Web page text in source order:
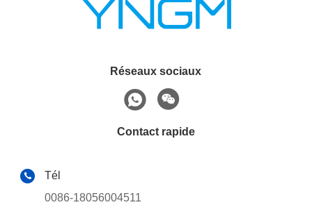
Réseaux sociaux
Contact rapide
Tél
0086-18056004511